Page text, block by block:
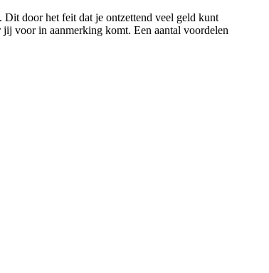
Dit door het feit dat je ontzettend veel geld kunt
jij voor in aanmerking komt. Een aantal voordelen